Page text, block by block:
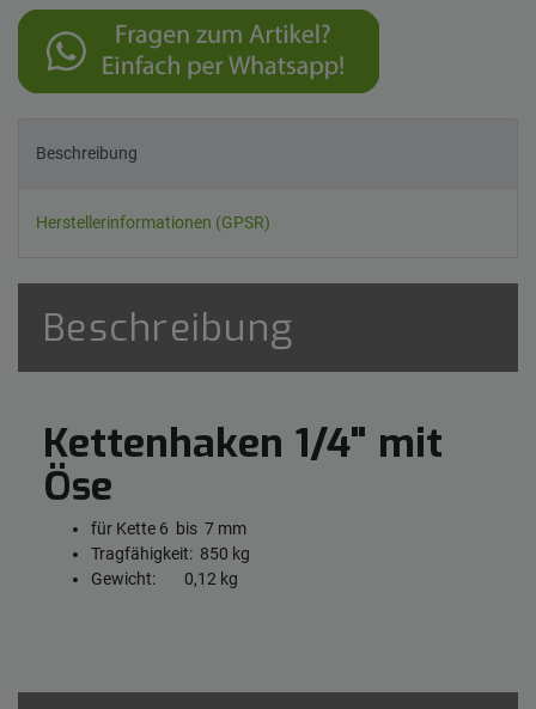
Beschreibung
Herstellerinformationen (GPSR)
Beschreibung
Kettenhaken 1/4" mit
Öse
für Kette 6 bis 7 mm
Tragfähigkeit: 850 kg
Gewicht: 0,12 kg